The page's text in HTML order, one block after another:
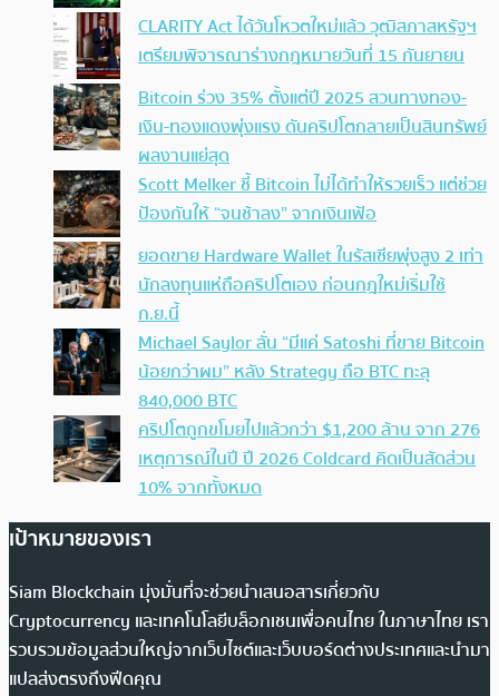
CLARITY Act ได้วันโหวตใหม่แล้ว วุฒิสภาสหรัฐฯ
เตรียมพิจารณาร่างกฎหมายวันที่ 15 กันยายน
Bitcoin ร่วง 35% ตั้งแต่ปี 2025 สวนทางทอง-
เงิน-ทองแดงพุ่งแรง ดันคริปโตกลายเป็นสินทรัพย์
ผลงานแย่สุด
Scott Melker ชี้ Bitcoin ไม่ได้ทำให้รวยเร็ว แต่ช่วย
ป้องกันให้ “จนช้าลง” จากเงินเฟ้อ
ยอดขาย Hardware Wallet ในรัสเซียพุ่งสูง 2 เท่า
นักลงทุนแห่ถือคริปโตเอง ก่อนกฎใหม่เริ่มใช้
ก.ย.นี้
Michael Saylor ลั่น “มีแค่ Satoshi ที่ขาย Bitcoin
น้อยกว่าผม” หลัง Strategy ถือ BTC ทะลุ
840,000 BTC
คริปโตถูกขโมยไปแล้วกว่า $1,200 ล้าน จาก 276
เหตุการณ์ในปี ปี 2026 Coldcard คิดเป็นสัดส่วน
10% จากทั้งหมด
เป้าหมายของเรา
Siam Blockchain มุ่งมั่นที่จะช่วยนำเสนอสารเกี่ยวกับ
Cryptocurrency และเทคโนโลยีบล็อกเชนเพื่อคนไทย ในภาษาไทย เรา
รวบรวมข้อมูลส่วนใหญ่จากเว็บไซต์และเว็บบอร์ดต่างประเทศและนำมา
แปลส่งตรงถึงฟีดคุณ